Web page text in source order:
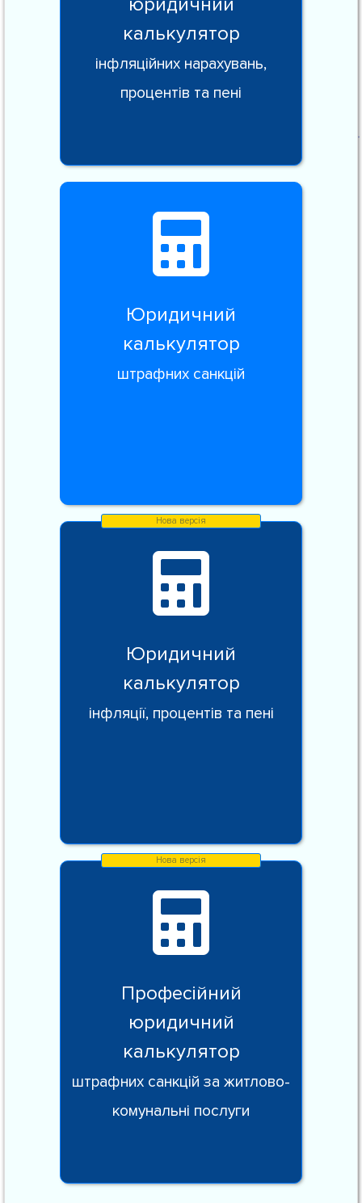
калькулятор
інфляційних нарахувань,
процентів та пені
Юридичний
калькулятор
штрафних санкцій
Юридичний
калькулятор
інфляції, процентів та пені
Професійний
юридичний
калькулятор
штрафних санкцій за житлово-
комунальні послуги